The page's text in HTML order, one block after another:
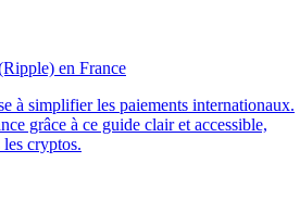
en France
à simplifier les paiements internationaux.
grâce à ce guide clair et accessible,
cryptos.